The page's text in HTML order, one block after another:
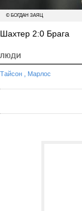
© БОГДАН ЗАЯЦ
Шахтер 2:0 Брага
ЛЮДИ
Тайсон , Марлос